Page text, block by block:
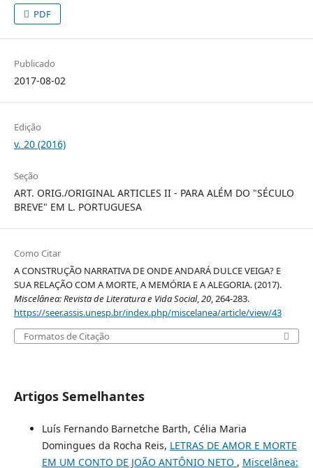
PDF
Publicado
2017-08-02
Edição
v. 20 (2016)
Seção
ART. ORIG./ORIGINAL ARTICLES II - PARA ALÉM DO "SÉCULO
BREVE" EM L. PORTUGUESA
Como Citar
A CONSTRUÇÃO NARRATIVA DE ONDE ANDARÁ DULCE VEIGA? E
SUA RELAÇÃO COM A MORTE, A MEMÓRIA E A ALEGORIA. (2017).
Miscelânea: Revista de Literatura e Vida Social,20, 264-283.
https://seer.assis.unesp.br/index.php/miscelanea/article/view/43
Formatos de Citação
Artigos Semelhantes
Luís Fernando Barnetche Barth, Célia Maria
Domingues da Rocha Reis, LETRAS DE AMOR E MORTE
EM UM CONTO DE JOÃO ANTÔNIO NETO , Miscelânea: